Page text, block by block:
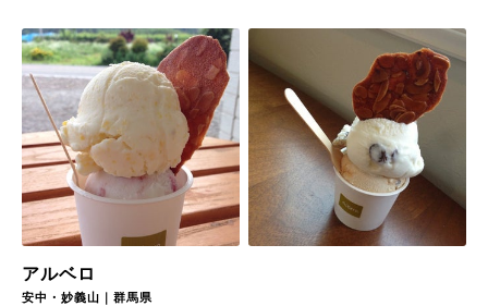
アルベロ
安中・妙義山｜群馬県